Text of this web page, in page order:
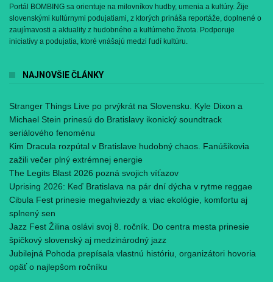
Portál BOMBING sa orientuje na milovníkov hudby, umenia a kultúry. Žije
slovenskými kultúrnymi podujatiami, z ktorých prináša reportáže, doplnené o
zaujímavosti a aktuality z hudobného a kultúrneho života. Podporuje
iniciatívy a podujatia, ktoré vnášajú medzi ľudí kultúru.
NAJNOVŠIE ČLÁNKY
Stranger Things Live po prvýkrát na Slovensku. Kyle Dixon a
Michael Stein prinesú do Bratislavy ikonický soundtrack
seriálového fenoménu
Kim Dracula rozpútal v Bratislave hudobný chaos. Fanúšikovia
zažili večer plný extrémnej energie
The Legits Blast 2026 pozná svojich víťazov
Uprising 2026: Keď Bratislava na pár dní dýcha v rytme reggae
Cibula Fest prinesie megahviezdy a viac ekológie, komfortu aj
splnený sen
Jazz Fest Žilina oslávi svoj 8. ročník. Do centra mesta prinesie
špičkový slovenský aj medzinárodný jazz
Jubilejná Pohoda prepísala vlastnú históriu, organizátori hovoria
opäť o najlepšom ročníku